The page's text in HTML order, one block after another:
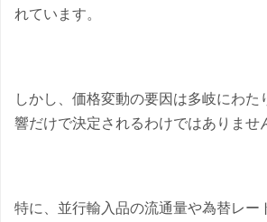
れています。
しかし、価格変動の要因は多岐にわた
響だけで決定されるわけではありませ
特に、並行輸入品の流通量や為替レー